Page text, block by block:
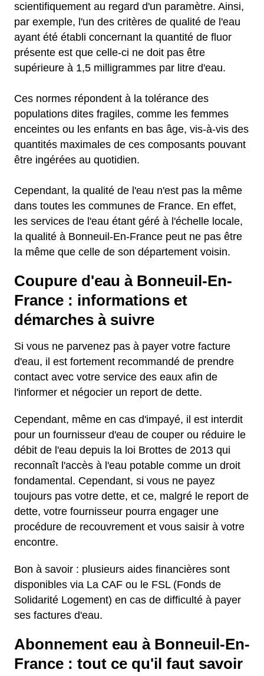
scientifiquement au regard d'un paramètre. Ainsi,
par exemple, l'un des critères de qualité de l'eau
ayant été établi concernant la quantité de fluor
présente est que celle-ci ne doit pas être
supérieure à 1,5 milligrammes par litre d'eau.
Ces normes répondent à la tolérance des
populations dites fragiles, comme les femmes
enceintes ou les enfants en bas âge, vis-à-vis des
quantités maximales de ces composants pouvant
être ingérées au quotidien.
Cependant, la qualité de l'eau n'est pas la même
dans toutes les communes de France. En effet,
les services de l'eau étant géré à l'échelle locale,
la qualité à Bonneuil-En-France peut ne pas être
la même que celle de son département voisin.
Coupure d'eau à Bonneuil-En-
France : informations et
démarches à suivre
Si vous ne parvenez pas à payer votre facture
d'eau, il est fortement recommandé de prendre
contact avec votre service des eaux afin de
l'informer et négocier un report de dette.
Cependant, même en cas d'impayé, il est interdit
pour un fournisseur d'eau de couper ou réduire le
débit de l'eau depuis la loi Brottes de 2013 qui
reconnaît l'accès à l'eau potable comme un droit
fondamental. Cependant, si vous ne payez
toujours pas votre dette, et ce, malgré le report de
dette, votre fournisseur pourra engager une
procédure de recouvrement et vous saisir à votre
encontre.
Bon à savoir : plusieurs aides financières sont
disponibles via La CAF ou le FSL (Fonds de
Solidarité Logement) en cas de difficulté à payer
ses factures d'eau.
Abonnement eau à Bonneuil-En-
France : tout ce qu'il faut savoir